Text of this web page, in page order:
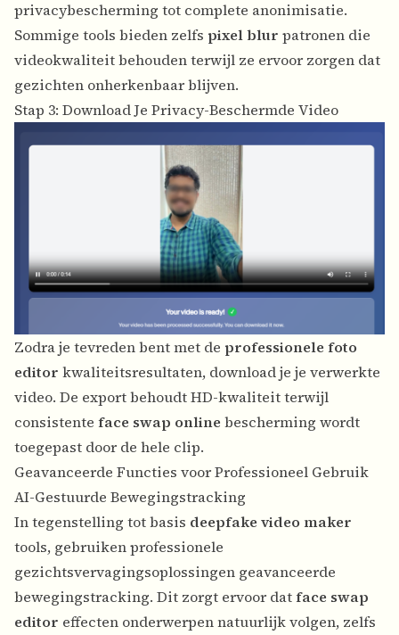
privacybescherming tot complete anonimisatie.
Sommige tools bieden zelfs pixel blur patronen die
videokwaliteit behouden terwijl ze ervoor zorgen dat
gezichten onherkenbaar blijven.
Stap 3: Download Je Privacy-Beschermde Video
Zodra je tevreden bent met de professionele foto
editor kwaliteitsresultaten, download je je verwerkte
video. De export behoudt HD-kwaliteit terwijl
consistente face swap online bescherming wordt
toegepast door de hele clip.
Geavanceerde Functies voor Professioneel Gebruik
AI-Gestuurde Bewegingstracking
In tegenstelling tot basis deepfake video maker
tools, gebruiken professionele
gezichtsvervagingsoplossingen geavanceerde
bewegingstracking. Dit zorgt ervoor datface swap
editor effecten onderwerpen natuurlijk volgen, zelfs